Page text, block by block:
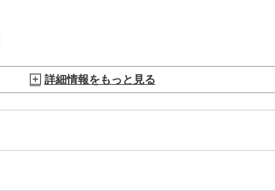
詳細情報をもっと見る